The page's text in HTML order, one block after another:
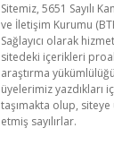
Sitemiz, 5651 Sayılı
ve İletişim Kurumu
Sağlayıcı olarak
sitedeki içerikleri
araştırma
üyelerimiz yazdıkları
taşımakta olup,
etmiş sayılırlar.